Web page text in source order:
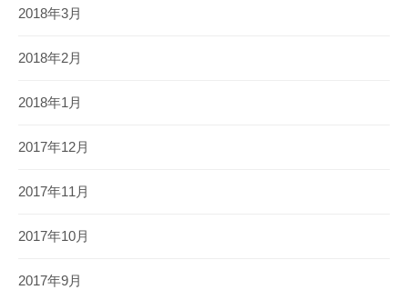
2018年3月
2018年2月
2018年1月
2017年12月
2017年11月
2017年10月
2017年9月